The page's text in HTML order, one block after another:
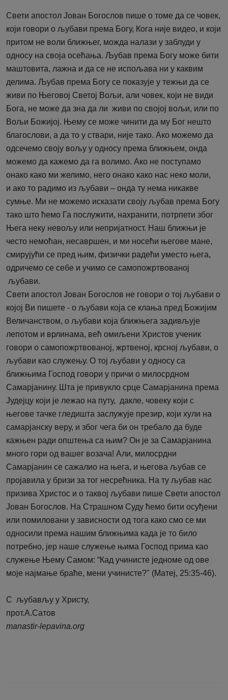
Свети апостол Јован Богослов пише о томе да се човек,
који говори о љубави према Богу, Кога није видео, и који
притом не воли ближњег, можда налази у заблуди у
односу на своја осећања. Љубав према Богу може бити
маштовита, лажна и да се не испољава ни у каквим
делима. Љубав према Богу се показује у тежњи да се
живи по Његовој Светој Вољи, али човек, који не види
Бога, не може да зна да ли живи по својој вољи, или по
Вољи Божијој. Њему се може чинити да му Бог нешто
благослови, а да то у ствари, није тако. Ако можемо да
одсечемо своју вољу у односу према ближњем, онда
можемо да кажемо да га волимо. Ако не поступамо
онако како ми желимо, него онако како нас неко моли,
и ако то радимо из љубави – онда ту нема никакве
сумње. Ми не можемо исказати своју љубав према Богу
тако што ћемо Га послужити, нахранити, потрпети због
Њега неку невољу или непријатност. Наш ближњи је
често немоћан, несавршен, и ми носећи његове мане,
смирујући се пред њим, физички радећи уместо њега,
одричемо се себе и учимо се самопожртвованој
љубави.
Свети апостол Јован Богослов не говори о тој љубави о
којој Ви пишете - о љубави која се клања пред Божијим
Величанством, о љубави која ближњега задивљује
лепотом и врлинама, већ омиљени Христов ученик
говори о самопожртвованој, жртвеној, крсној љубави, о
љубави као служењу. О тој љубави у односу са
ближњима Господ говори у причи о милосрдном
Самарјанину. Шта је привукло срце Самарјанина према
Јудејцу који је лежао на путу, дакле, човеку који с
његове тачке гледишта заслужује презир, који хули на
самарјанску веру, и због чега би он требало да буде
кажњен ради општења са њим? Он је за Самарјанина
много гори од вашег возача! Али, милосрдни
Самарјанин се сажалио на њега, и његова љубав се
пројавила у бризи за тог несрећника. На ту љубав нас
призива Христос и о таквој љубави пише Свети апостол
Јован Богослов. На Страшном Суду ћемо бити осуђени
или помиловани у зависности од тога како смо се ми
односили према нашим ближњима када је то било
потребно, јер наше служење њима Господ прима као
служење Њему Самом: “Кад учинисте једноме од ове
моје најмање браће, мени учинисте?" (Матеј, 25:35-46).
С љубављу у Христу,
прот.А.Сатов
manastir-lepavina.org